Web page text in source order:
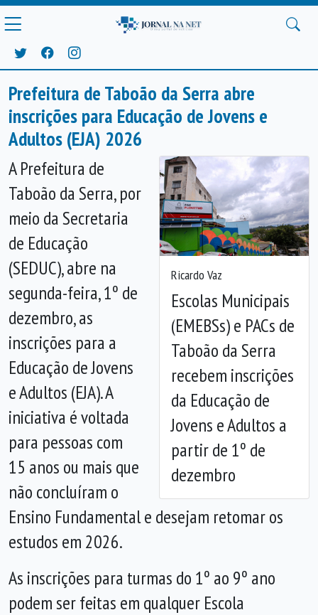
Prefeitura de Taboão da Serra abre
inscrições para Educação de Jovens e
Adultos (EJA) 2026
Ricardo Vaz
Escolas Municipais
(EMEBSs) e PACs de
Taboão da Serra
recebem inscrições
da Educação de
Jovens e Adultos a
partir de 1º de
dezembro
Anterior
A Prefeitura de
Taboão da Serra, por
meio da Secretaria
de Educação
(SEDUC), abre na
segunda-feira, 1º de
dezembro, as
inscrições para a
Educação de Jovens
e Adultos (EJA). A
iniciativa é voltada
para pessoas com
15 anos ou mais que
não concluíram o
Ensino Fundamental e desejam retomar os
estudos em 2026.
As inscrições para turmas do 1º ao 9º ano
podem ser feitas em qualquer Escola